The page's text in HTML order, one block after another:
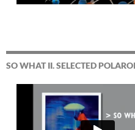
SO WHAT II. SELECTED